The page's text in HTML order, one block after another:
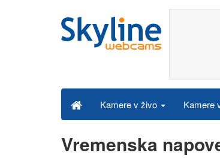
Kamere v živo Kamere
Vremenska